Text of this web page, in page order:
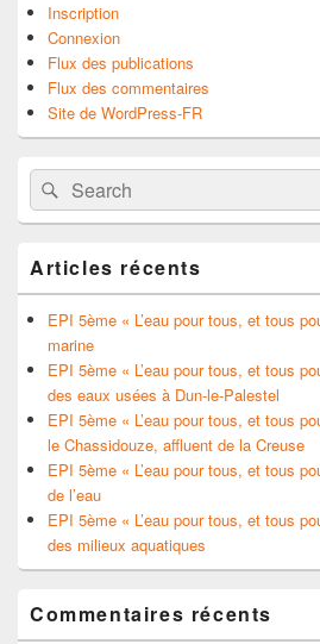
Inscription
Connexion
Flux des publications
Flux des commentaires
Site de WordPress-FR
Search
for:
Search
Articles récents
EPI 5ème « L’eau pour tous, et tous
marine
EPI 5ème « L’eau pour tous, et tous
des eaux usées à Dun-le-Palestel
EPI 5ème « L’eau pour tous, et tous
le Chassidouze, affluent de la Creuse
EPI 5ème « L’eau pour tous, et tous
de l’eau
EPI 5ème « L’eau pour tous, et tous
des milieux aquatiques
Commentaires récents